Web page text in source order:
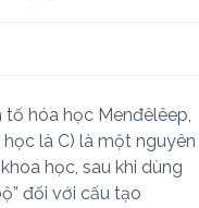
hóa học Menđêlêep,
là C) là một nguyên
học, sau khi dùng
đối với cấu tạo